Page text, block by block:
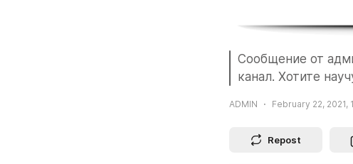
Сообщение от
канал. Хотите
ADMIN February 22, 2021,
Repost